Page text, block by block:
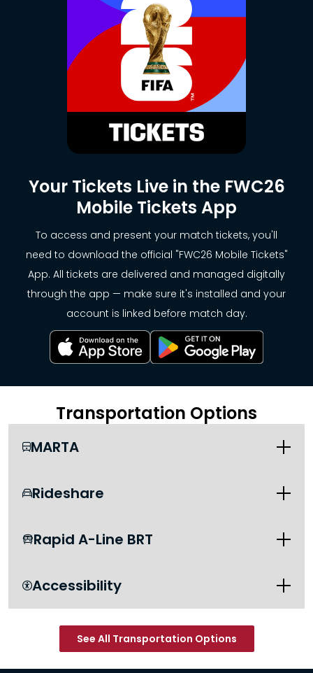
Your Tickets Live in the FWC26
Mobile Tickets App
To access and present your match tickets, you'll
need to download the official "FWC26 Mobile Tickets"
App. All tickets are delivered and managed digitally
through the app — make sure it's installed and your
account is linked before match day.
Transportation Options
MARTA
itsmarta.com
Rideshare
Rapid A-Line BRT
itsmarta.com/Aline.aspx
Accessibility
See All Transportation Options